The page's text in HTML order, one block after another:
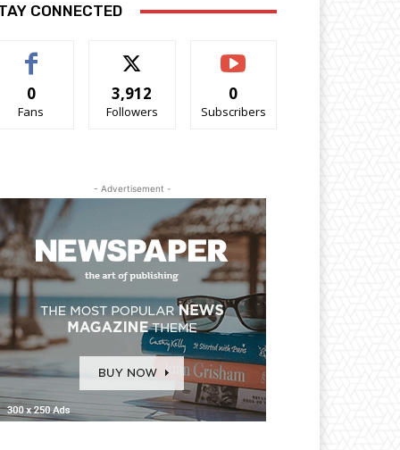
CONNECTED
0
Fans
3,912
Followers
0
Subscribers
- Advertisement -